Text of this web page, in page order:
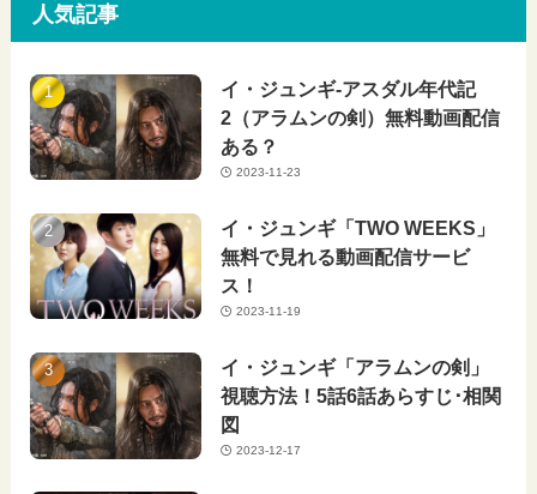
人気記事
イ・ジュンギ-アスダル年代記
2（アラムンの剣）無料動画配信
ある？
2023-11-23
イ・ジュンギ「TWO WEEKS」
無料で見れる動画配信サービ
ス！
2023-11-19
イ・ジュンギ「アラムンの剣」
視聴方法！5話6話あらすじ･相関
図
2023-12-17